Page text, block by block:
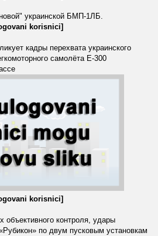
украинской БМП-1ЛБ.
korisnici]
кадры перехвата украинского
самолёта E-300
korisnici]
объективного контроля, удары
по двум пусковым установкам